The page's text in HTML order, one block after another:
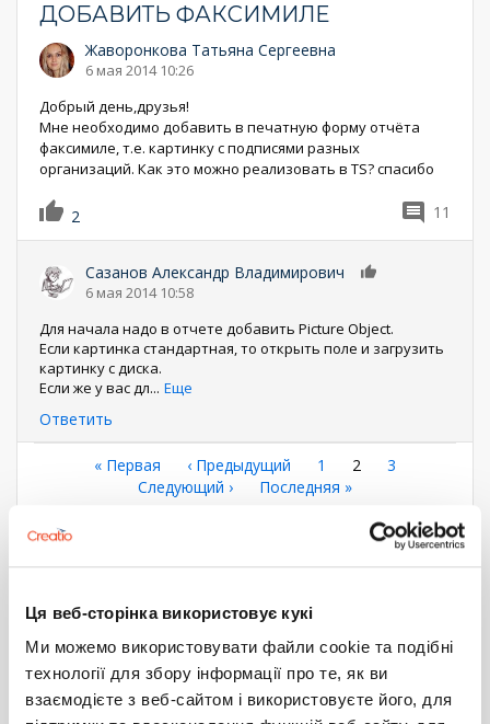
Ця веб-сторінка використовує кукі
Ми можемо використовувати файли cookie та подібні
технології для збору інформації про те, як ви
взаємодієте з веб-сайтом і використовуєте його, для
ДОБАВИТЬ ФАКСИМИЛЕ
Жаворонкова Татьяна Сергеевна
6 мая 2014 10:26
Добрый день,друзья!
Мне необходимо добавить в печатную форму отчёта
факсимиле, т.е. картинку с подписями разных
организаций. Как это можно реализовать в TS? спасибо
2 11
Сазанов Александр Владимирович
6 мая 2014 10:58
Для начала надо в отчете добавить Picture Object.
Если картинка стандартная, то открыть поле и загрузить
картинку с диска.
Если же у вас дл... Еще
Ответить
Нумерация
страниц
Первая
страница
« Первая ←
‹ Предыдущий Страница
1
Текущая
2 Страница
3
Следующая
Следующий ›
Последняя
Последняя »
Показать все комментарии (10)
FastReport отчет Отчёты Разработка
ИНТЕРАКТИВНОСТЬ В ОТЧЕТЕ
FASTREPORT